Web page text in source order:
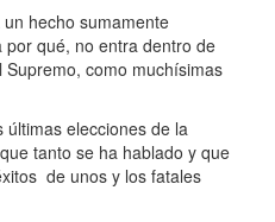
hecho sumamente
qué, no entra dentro de
como muchísimas
elecciones de la
tanto se ha hablado y que
de unos y los fatales